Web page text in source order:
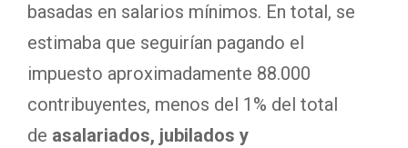
basadas en salarios mínimos. En total, se
estimaba que seguirían pagando el
impuesto aproximadamente 88.000
contribuyentes, menos del 1% del total
de asalariados, jubilados y